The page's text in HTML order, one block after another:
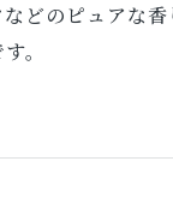
どのピュアな香
。